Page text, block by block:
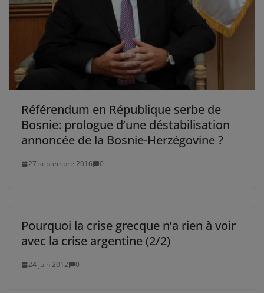
Référendum en République serbe de
Bosnie: prologue d’une déstabilisation
annoncée de la Bosnie-Herzégovine ?
27 septembre 2016 0
Pourquoi la crise grecque n’a rien à voir
avec la crise argentine (2/2)
24 juin 2012 0